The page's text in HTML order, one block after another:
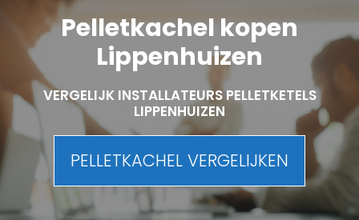
Pelletkachel kopen
Lippenhuizen
VERGELIJK INSTALLATEURS PELLETKETELS
LIPPENHUIZEN
PELLETKACHEL VERGELIJKEN